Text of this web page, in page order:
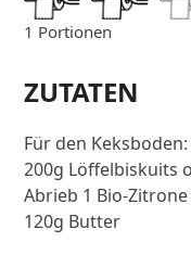
1 Portionen
ZUTATEN
Für den Keksboden:
200g Löffelbiskuits
Abrieb 1 Bio-Zitrone
120g Butter